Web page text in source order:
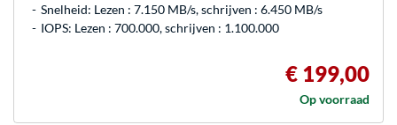
Snelheid: Lezen : 7.150 MB/s, schrijven : 6.450 MB/s
IOPS: Lezen : 700.000, schrijven : 1.100.000
€ 199,00
Op voorraad